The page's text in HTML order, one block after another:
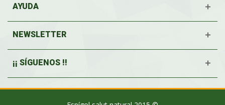
AYUDA
NEWSLETTER
¡¡ SÍGUENOS !!